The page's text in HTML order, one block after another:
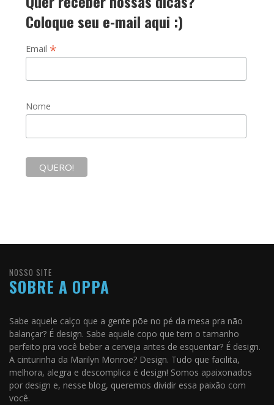
Coloque seu e-mail aqui :)
Email *
Nome
NOSSO SITE
SOBRE A OPPA
Sabe aquele calço que a gente põe no pé da mesa pra não
balançar? É design. Sabe aquele copo que tem o tamanho
perfeito pra você beber a cerveja antes de esquentar? É design.
A cinturinha da Marilyn Monroe? Design. Tudo que facilita,
melhora, alegra e descomplica é design! Somos apaixonados
por design e, nesse blog, queremos dividir essa paixão com
você.